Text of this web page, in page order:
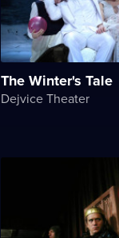
The Winter's Tale
Dejvice Theater